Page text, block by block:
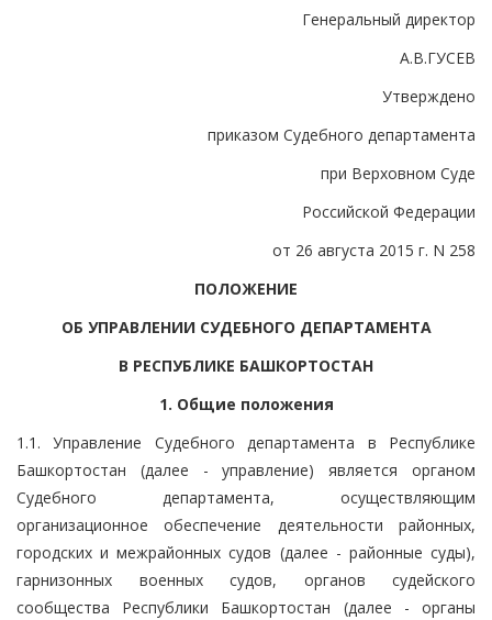
Генеральный директор
А.В.ГУСЕВ
Утверждено
приказом Судебного департамента
при Верховном Суде
Российской Федерации
от 26 августа 2015 г. N 258
ПОЛОЖЕНИЕ
ОБ УПРАВЛЕНИИ СУДЕБНОГО ДЕПАРТАМЕНТА
В РЕСПУБЛИКЕ БАШКОРТОСТАН
1. Общие положения
1.1. Управление Судебного департамента в Республике
Башкортостан (далее - управление) является органом
Судебного департамента, осуществляющим
организационное обеспечение деятельности районных,
городских и межрайонных судов (далее - районные суды),
гарнизонных военных судов, органов судейского
сообщества Республики Башкортостан (далее - органы